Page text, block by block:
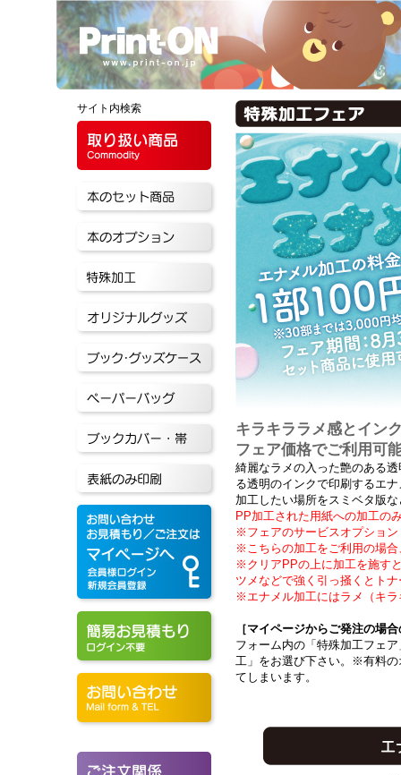
サイト内検索
キラキララメ感とイン
フェア価格でご利用可
綺麗なラメの入った艶のある
る透明のインクで印刷するエ
加工したい場所をスミベタ版
PP加工された用紙への加工の
※フェアのサービスオプショ
※こちらの加工をご利用の場合
※クリアPPの上に加工を施す
ツメなどで強く引っ掻くとト
※エナメル加工にはラメ（キ
［マイページからご発注の場
フォーム内の「特殊加工フェ
工」をお選び下さい。※有料の
てしまいます。